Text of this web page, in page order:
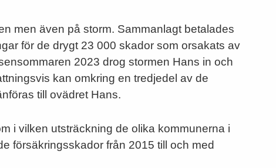
men även på storm. Sammanlagt betalades
för de drygt 23 000 skador som orsakats av
2023 drog stormen Hans in och
kan omkring en tredjedel av de
till ovädret Hans.
i vilken utsträckning de olika kommunerna i
försäkringsskador från 2015 till och med